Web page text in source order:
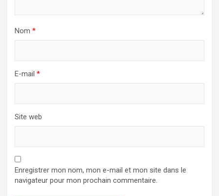
Nom *
E-mail *
Site web
Enregistrer mon nom, mon e-mail et mon site dans le
navigateur pour mon prochain commentaire.